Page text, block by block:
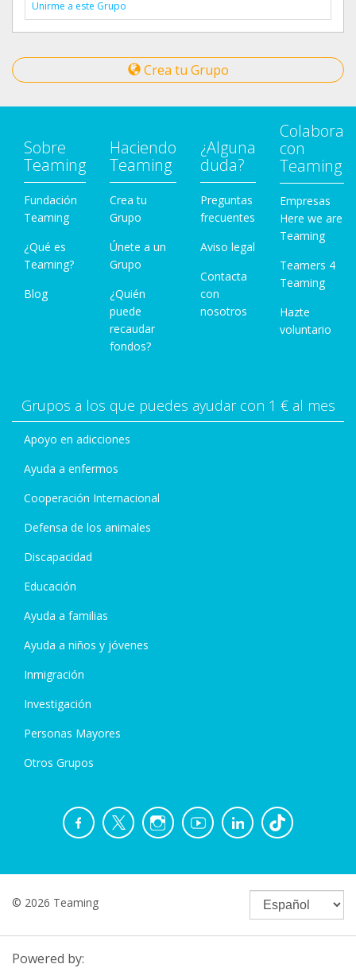
Unirme a este Grupo
Crea tu Grupo
Sobre
Teaming
Fundación
Teaming
¿Qué es
Teaming?
Blog
Haciendo
Teaming
Crea tu
Grupo
Únete a un
Grupo
¿Quién
puede
recaudar
fondos?
¿Alguna
duda?
Preguntas
frecuentes
Aviso legal
Contacta
con
nosotros
Colabora
con
Teaming
Empresas
Here we are
Teaming
Teamers 4
Teaming
Hazte
voluntario
Grupos a los que puedes ayudar con 1 € al mes
Apoyo en adicciones
Ayuda a enfermos
Cooperación Internacional
Defensa de los animales
Discapacidad
Educación
Ayuda a familias
Ayuda a niños y jóvenes
Inmigración
Investigación
Personas Mayores
Otros Grupos
© 2026 Teaming
Powered by: